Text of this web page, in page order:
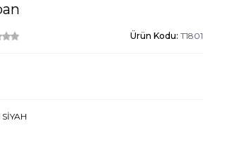
Ürün Kodu: T1801
SİYAH